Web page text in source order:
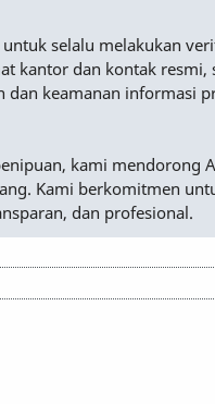
selalu melakukan
kantor dan kontak resmi,
dan keamanan informasi
kami mendorong
Kami berkomitmen
dan profesional.